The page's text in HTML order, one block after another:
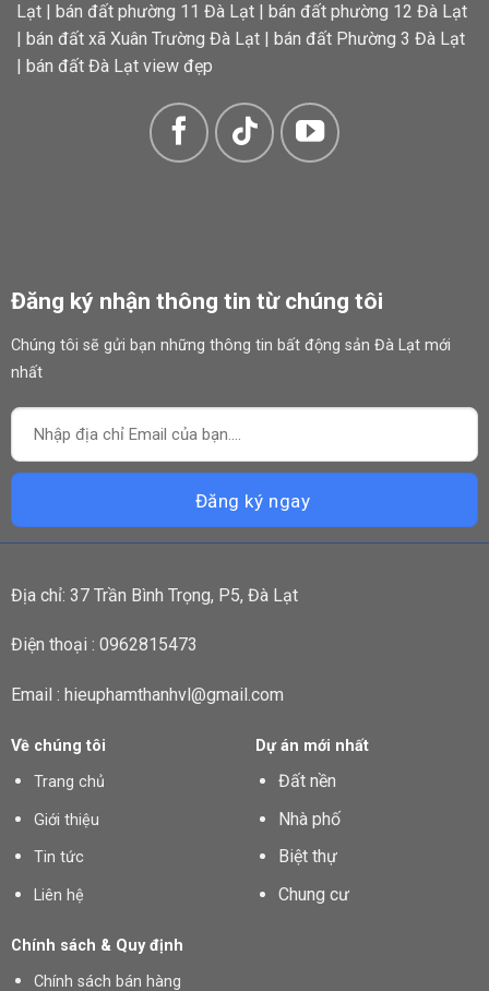
Lạt | bán đất phường 11 Đà Lạt | bán đất phường 12 Đà Lạt
| bán đất xã Xuân Trường Đà Lạt | bán đất Phường 3 Đà Lạt
| bán đất Đà Lạt view đẹp
Đăng ký nhận thông tin từ chúng tôi
Chúng tôi sẽ gửi bạn những thông tin bất động sản Đà Lạt mới
nhất
Địa chỉ: 37 Trần Bình Trọng, P5, Đà Lạt
Điện thoại : 0962815473
Email : hieuphamthanhvl@gmail.com
Về chúng tôi
Trang chủ
Giới thiệu
Tin tức
Liên hệ
Dự án mới nhất
Đất nền
Nhà phố
Biệt thự
Chung cư
Chính sách & Quy định
Chính sách bán hàng